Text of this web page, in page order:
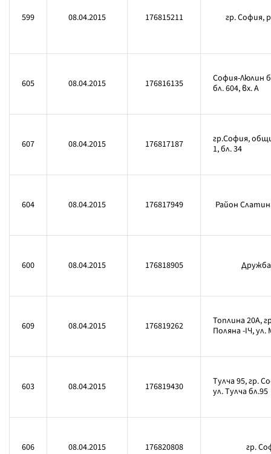
599 08.04.2015 176815211 гр. София,
605 08.04.2015 176816135
София-Люлин
бл. 604, вх. А
607 08.04.2015 176817187
гр.София,
1, бл. 34
604 08.04.2015 176817949 Район
600 08.04.2015 176818905
609 08.04.2015 176819262
Топлина 20А,
Поляна -IЧ,
603 08.04.2015 176819430
Тулча 95, гр.
ул. Тулча бл.95
606 08.04.2015 176820808 гр.